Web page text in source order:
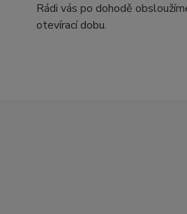
Rádi vás po dohodě
otevírací dobu.